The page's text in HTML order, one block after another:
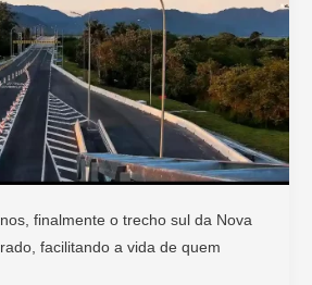
finalmente o trecho sul da Nova
facilitando a vida de quem